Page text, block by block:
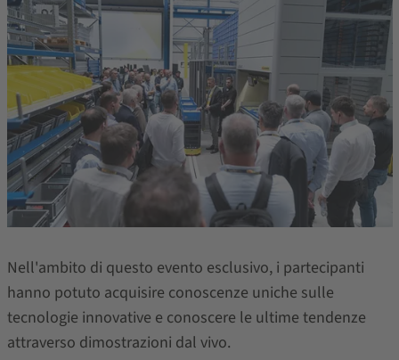
Nell'ambito di questo evento esclusivo, i partecipanti
hanno potuto acquisire conoscenze uniche sulle
tecnologie innovative e conoscere le ultime tendenze
attraverso dimostrazioni dal vivo.